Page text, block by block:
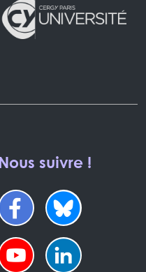
Nous suivre !